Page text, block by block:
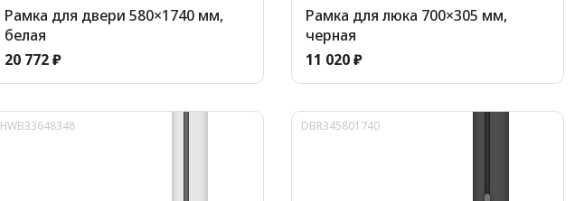
Рамка для двери 580×1740 мм,
белая
20 772 ₽
Рамка для люка 700×305 мм,
черная
11 020 ₽
HWB33648348 DBR345801740